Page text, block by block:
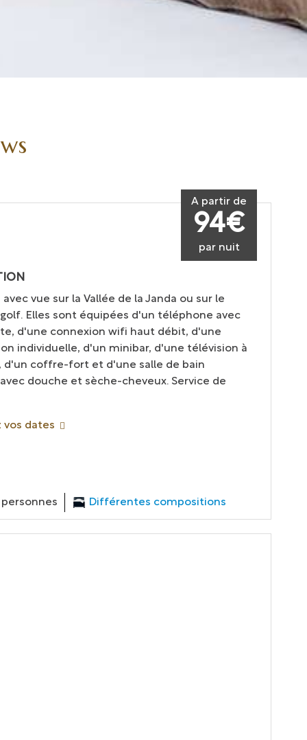
personnes Différentes compositions
A partir de
94€
par nuit
vue sur la Vallée de la Janda ou sur le
Elles sont équipées d'un téléphone avec
d'une connexion wifi haut débit, d'une
individuelle, d'un minibar, d'une télévision à
d'un coffre-fort et d'une salle de bain
douche et sèche-cheveux. Service de
vos dates